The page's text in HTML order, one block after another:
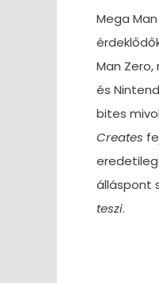
Mega
Man
és
bites
Creates
eredetileg
álláspont
teszi.